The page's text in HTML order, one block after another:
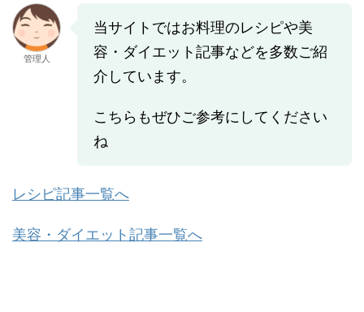
管理人
当サイトではお料理のレシピや美
容・ダイエット記事などを多数ご紹
介しています。
こちらもぜひご参考にしてください
ね
レシピ記事一覧へ
美容・ダイエット記事一覧へ